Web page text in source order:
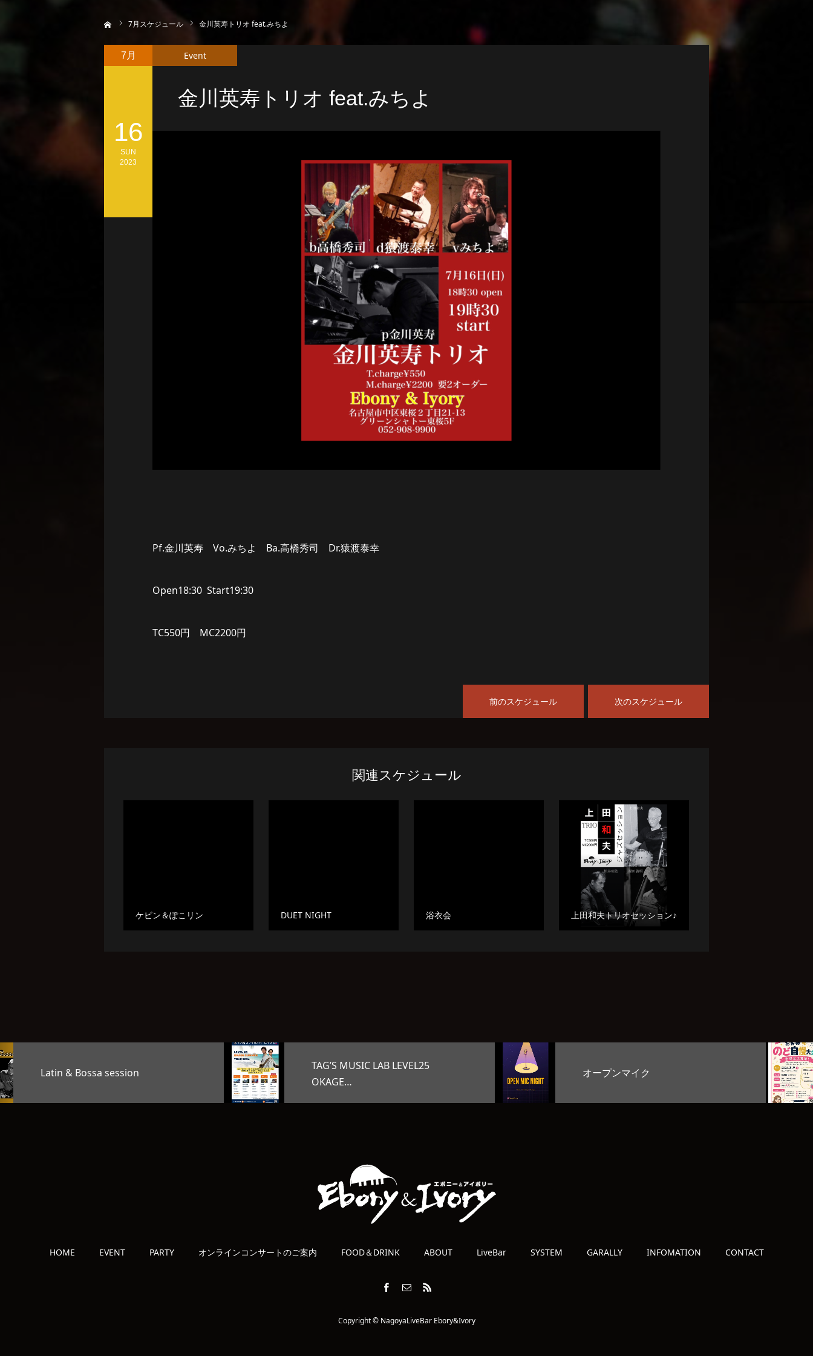
7月スケジュール 金川英寿トリオ feat.みちよ
金川英寿トリオ feat.みちよ
7月
16
SUN
2023
Event
Pf.金川英寿 Vo.みちよ Ba.高橋秀司 Dr.猿渡泰幸
Open18:30 Start19:30
TC550円 MC2200円
前のスケジュール 次のスケジュール
関連スケジュール
ケビン＆ぽこリン DUET NIGHT 浴衣会 上田和夫トリオセッション♪
TAG’S MUSIC LAB LEVEL25
オープンマイク
HOME EVENT PARTY オンラインコンサートのご案内 FOOD＆DRINK ABOUT LiveBar SYSTEM GARALLY INFOMATION CONTACT
Copyright © NagoyaLiveBar Ebory&Ivory